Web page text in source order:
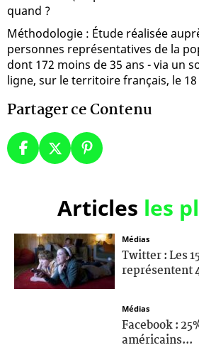
quand ?
Méthodologie : Étude réalisée
personnes représentatives de la
dont 172 moins de 35 ans - via un
ligne, sur le territoire français, le 18
Partager ce Contenu
Articles les
Médias
Twitter : Les
représentent
Médias
Facebook :
américains...